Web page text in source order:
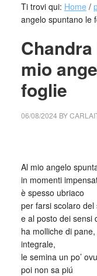
Ti trovi qui: Home /
angelo spuntano le
mio
foglie
06/08/2024 BY
Al mio angelo
in momenti
è spesso ubriaco
per farsi scolaro
e al posto dei sensi
ha molliche di pane,
integrale,
le semina un po’
poi non sa piú